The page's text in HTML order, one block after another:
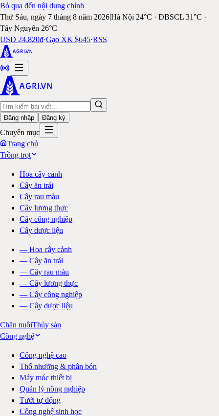
Bỏ qua đến nội dung chính
Thứ Sáu, ngày 7 tháng 8 năm 2026|Hà Nội 24°C · ĐBSCL 31°C ·
Tây Nguyên 26°C
USD 24.820đ·Gạo XK $645·RSS
Đăng nhập Đăng ký
Chuyên mục
Trang chủ
Trồng trọt
Hoa cây cảnh
Cây ăn trái
Cây rau màu
Cây lương thực
Cây công nghiệp
Cây dược liệu
— Hoa cây cảnh
— Cây ăn trái
— Cây rau màu
— Cây lương thực
— Cây công nghiệp
— Cây dược liệu
Chăn nuôiThủy sản
Công nghệ
Công nghệ cao
Thổ nhưỡng & phân bón
Máy móc thiết bị
Quản lý nông nghiệp
Tưới tự động
Công nghệ sinh học